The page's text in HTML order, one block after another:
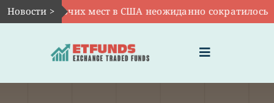
Skip
to
Новости >
рабочих мест в США неожиданно сократилось |
Toggle
Navigation